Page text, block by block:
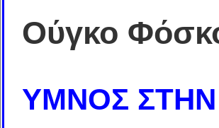
Ούγκο
ΥΜΝΟΣ